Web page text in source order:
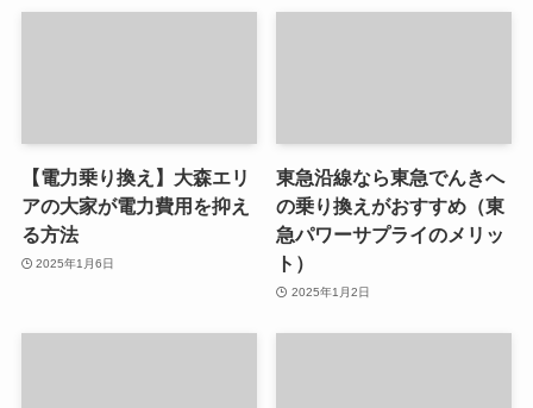
【電力乗り換え】大森エリ
アの大家が電力費用を抑え
る方法
2025年1月6日
東急沿線なら東急でんきへ
の乗り換えがおすすめ（東
急パワーサプライのメリッ
ト）
2025年1月2日